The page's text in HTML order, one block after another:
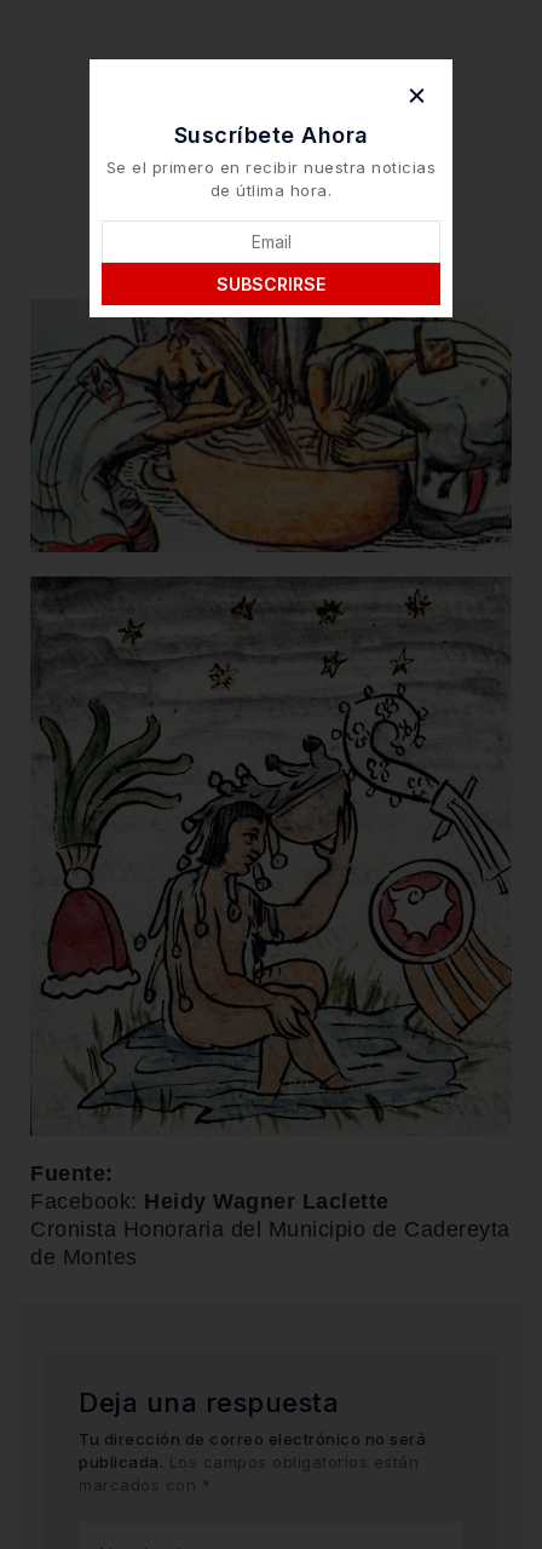
Fuente:
Facebook: Heidy Wagner Laclette
Cronista Honoraria del Municipio de Cadereyta
de Montes
Deja una respuesta
Tu dirección de correo electrónico no será
publicada. Los campos obligatorios están
marcados con *
Suscríbete Ahora
Se el primero en recibir nuestra noticias
de útlima hora.
SUBSCRIRSE